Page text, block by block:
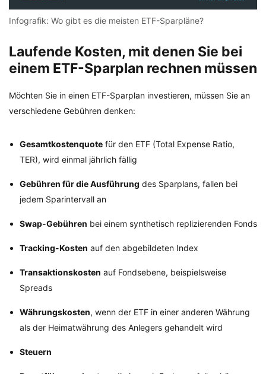
Infografik: Wo gibt es die meisten ETF-Sparpläne?
Laufende Kosten, mit denen Sie bei
einem ETF-Sparplan rechnen müssen
Möchten Sie in einen ETF-Sparplan investieren, müssen Sie an
verschiedene Gebühren denken:
Gesamtkostenquote für den ETF (Total Expense Ratio,
TER), wird einmal jährlich fällig
Gebühren für die Ausführung des Sparplans, fallen bei
jedem Sparintervall an
Swap-Gebühren bei einem synthetisch replizierenden Fonds
Tracking-Kosten auf den abgebildeten Index
Transaktionskosten auf Fondsebene, beispielsweise
Spreads
Währungskosten, wenn der ETF in einer anderen Währung
als der Heimatwährung des Anlegers gehandelt wird
Steuern